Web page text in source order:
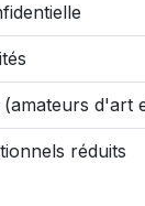
d'art
réduits